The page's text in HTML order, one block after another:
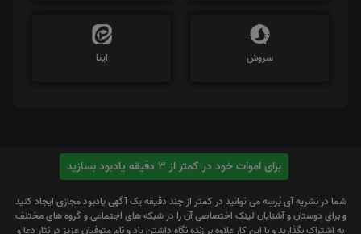
سروش ایتا
برای اموات خود در کمتر از 3 دقیقه یادبود بسازید
شما در نشریه آی پُرسِه می توانید در کمتر از چند دقیقه یک آگهی یادبود مجازی ایجاد کنید
و برای دوستان و آشنایان لینک اختصاصی آن را در شبکه های اجتماعی و گروه های مختلف
به اشتراک بگذارید و با این کار علاوه بر زنده نگاه داشتن یاد و نام متوفیان عزیز در نثار دعا و